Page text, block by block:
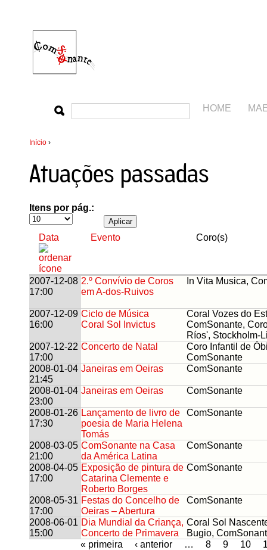
HOME
Início ›
Atuações passadas
Itens por pág.:
Data Evento Coro(s)
2007-12-08
17:00
2.º Convívio de Coros
em A-dos-Ruivos
In Vita Musica,
2007-12-09
16:00
Ciclo de Música
Coral Sol Invictus
Coral Vozes do
ComSonante,
Ríos', Stockholm-
2007-12-22
17:00
Concerto de Natal
Coro Infantil de
ComSonante
2008-01-04
21:45
Janeiras em Oeiras ComSonante
2008-01-04
23:00
Janeiras em Oeiras ComSonante
2008-01-26
17:30
Lançamento de livro de
poesia de Maria Helena
Tomás
ComSonante
2008-03-05
21:00
ComSonante na Casa
da América Latina
ComSonante
2008-04-05
17:00
Exposição de pintura de
Catarina Clemente e
Roberto Borges
ComSonante
2008-05-31
17:00
Festas do Concelho de
Oeiras – Abertura
ComSonante
2008-06-01
15:00
Dia Mundial da Criança,
Concerto de Primavera
Coral Sol
Bugio,
« primeira
‹ anterior … 8 9 10